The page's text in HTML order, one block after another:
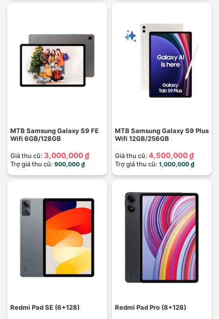
MTB Samsung Galaxy S9 FE
Wifi 6GB/128GB
Giá thu cũ: 3,000,000 ₫
Trợ giá thu cũ: 900,000 ₫
MTB Samsung Galaxy S9 Plus
Wifi 12GB/256GB
Giá thu cũ: 4,500,000 ₫
Trợ giá thu cũ: 1,000,000 ₫
Redmi Pad SE (6+128) Redmi Pad Pro (8+128)